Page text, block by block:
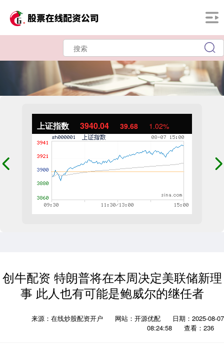
上证指数 3940.04 39.68 1.02%
创牛配资 特朗普将在本周决定美联储新理
事 此人也有可能是鲍威尔的继任者
来源：在线炒股配资开户 网站：开源优配
日期：2025-08-07
08:24:58
查看：236